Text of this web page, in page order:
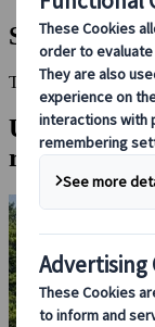
Shimizu
This Destination is
Udforsk
region